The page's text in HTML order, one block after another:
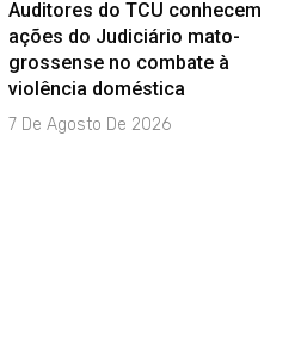
Auditores do TCU conhecem
ações do Judiciário mato-
grossense no combate à
violência doméstica
7 De Agosto De 2026